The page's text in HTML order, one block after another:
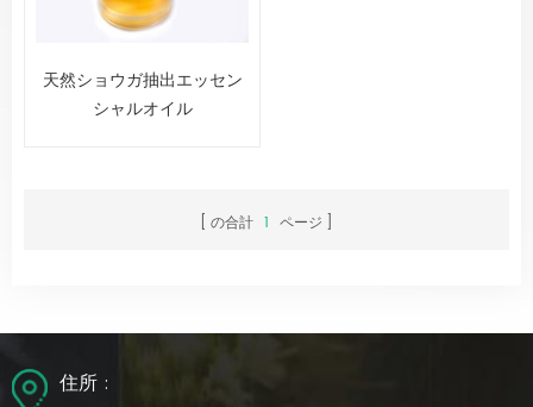
天然ショウガ抽出エッセン
シャルオイル
の合計 1 ページ
住所 :